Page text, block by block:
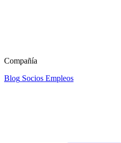
Compañía
Blog Socios Empleos